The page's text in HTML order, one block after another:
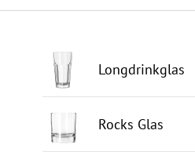
Longdrinkglas
Rocks Glas